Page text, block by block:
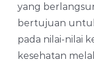
yang
bertujuan
pada nilai-nilai
kesehatan